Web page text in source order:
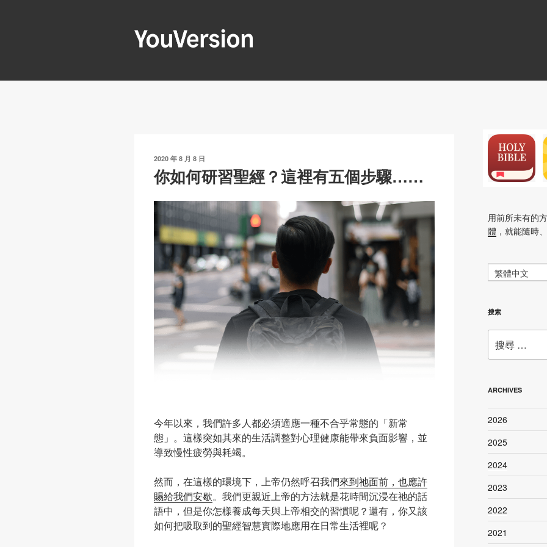
發
表
於
2020 年 8 月 8 日
你如何研習聖經？這裡有五個步驟……
今年以來，我們許多人都必須適應一種不合乎常態的「新常
態」。這樣突如其來的生活調整對心理健康能帶來負面影響，並
導致慢性疲勞與耗竭。
然而，在這樣的環境下，上帝仍然呼召我們來到祂面前，也應許
賜給我們安歇。我們更親近上帝的方法就是花時間沉浸在祂的話
語中，但是你怎樣養成每天與上帝相交的習慣呢？還有，你又該
如何把吸取到的聖經智慧實際地應用在日常生活裡呢？
用前所未有的
體 ，就能隨時
繁體中文
搜索
尋：
ARCHIVES
2026
2025
2024
2023
2022
2021